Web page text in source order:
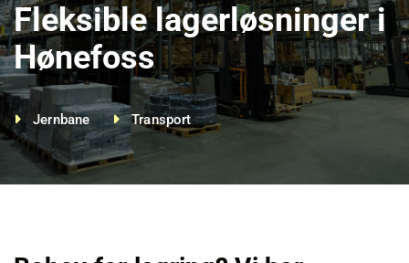
Fleksible lagerløsninger i
Hønefoss
Jernbane Transport